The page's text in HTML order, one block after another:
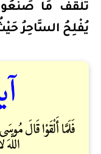
تَلْقَفْ مَا
يُفْلِحُ السَّاحِرُ حَيْثُ